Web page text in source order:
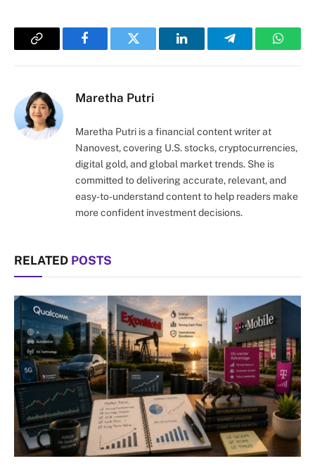
Copy
FacebookTwitter LinkedInTelegram
Maretha Putri
Maretha Putri is a financial content writer at
Nanovest, covering U.S. stocks, cryptocurrencies,
digital gold, and global market trends. She is
committed to delivering accurate, relevant, and
easy-to-understand content to help readers make
more confident investment decisions.
RELATED POSTS